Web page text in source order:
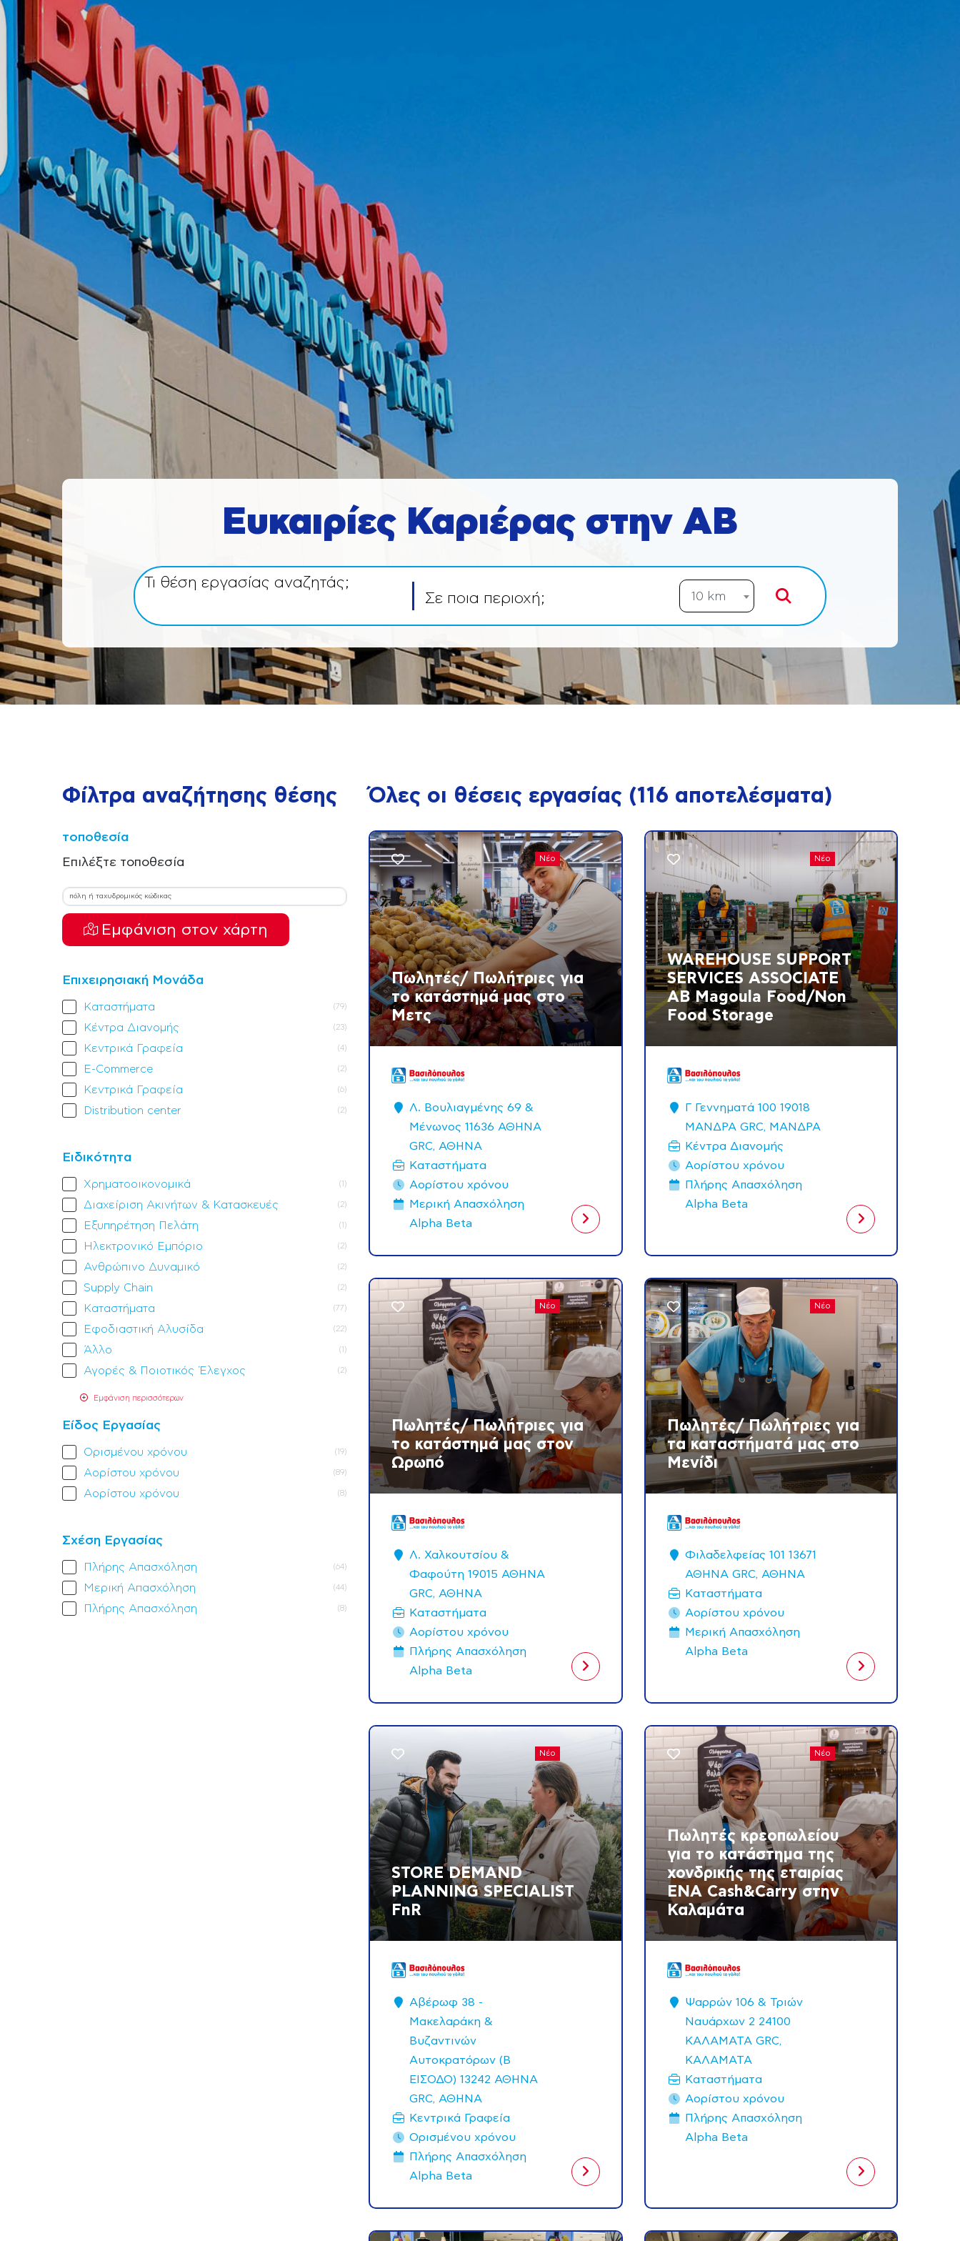
Ευκαιρίες Καριέρας στην ΑΒ
Τι θέση εργασίας αναζητάς;
Σε ποια περιοχή;
10 km
Φίλτρα αναζήτησης θέσης
τοποθεσία
Επιλέξτε τοποθεσία
Εμφάνιση στον χάρτη
Επιχειρησιακή Μονάδα
Καταστήματα 79
Κέντρα Διανομής 23
Κεντρικά Γραφεία 4
E-Commerce 2
Κεντρικά Γραφεία 6
Distribution center 2
Ειδικότητα
Χρηματοοικονομικά 1
Διαχείριση Ακινήτων & Κατασκευές 2
Eξυπηρέτηση Πελάτη 1
Ηλεκτρονικό Εμπόριο 2
Ανθρώπινο Δυναμικό 2
Supply Chain 2
Καταστήματα 77
Εφοδιαστική Αλυσίδα 22
Άλλο 1
Αγορές & Ποιοτικός Έλεγχος 2
Εμφάνιση περισσότερων
Είδος Εργασίας
Ορισμένου χρόνου 19
Αορίστου χρόνου 89
Αορίστου χρόνου 8
Σχέση Εργασίας
Πλήρης Aπασχόληση 64
Μερική Aπασχόληση 44
Πλήρης Aπασχόληση 8
Όλες οι θέσεις εργασίας (116 αποτελέσματα)
Πωλητές/ Πωλήτριες για
το κατάστημά μας στο
Μετς
Νέο
Λ. Βουλιαγμένης 69 &
Μένωνος 11636 ΑΘΗΝΑ
GRC, ΑΘΗΝΑ
Καταστήματα
Αορίστου χρόνου
Μερική Aπασχόληση
Alpha Beta
WAREHOUSE SUPPORT
SERVICES ASSOCIATE
AB Magoula Food/Non
Food Storage
Νέο
Γ Γεννηματά 100 19018
ΜΑΝΔΡΑ GRC, ΜΑΝΔΡΑ
Κέντρα Διανομής
Αορίστου χρόνου
Πλήρης Aπασχόληση
Alpha Beta
Πωλητές/ Πωλήτριες για
το κατάστημά μας στον
Ωρωπό
Νέο
Λ. Χαλκουτσίου &
Φαφούτη 19015 ΑΘΗΝΑ
GRC, ΑΘΗΝΑ
Καταστήματα
Αορίστου χρόνου
Πλήρης Aπασχόληση
Alpha Beta
Πωλητές/ Πωλήτριες για
τα καταστήματά μας στο
Μενίδι
Νέο
Φιλαδελφείας 101 13671
ΑΘΗΝΑ GRC, ΑΘΗΝΑ
Καταστήματα
Αορίστου χρόνου
Μερική Aπασχόληση
Alpha Beta
STORE DEMAND
PLANNING SPECIALIST
FnR
Νέο
Αβέρωφ 38 -
Μακελαράκη &
Βυζαντινών
Αυτοκρατόρων (Β
ΕΙΣΟΔΟ) 13242 ΑΘΗΝΑ
GRC, ΑΘΗΝΑ
Κεντρικά Γραφεία
Ορισμένου χρόνου
Πλήρης Aπασχόληση
Alpha Beta
Πωλητές κρεοπωλείου
για το κατάστημα της
χονδρικής της εταιρίας
ΕΝΑ Cash&Carry στην
Καλαμάτα
Νέο
Ψαρρών 106 & Τριών
Ναυάρχων 2 24100
ΚΑΛΑΜΑΤΑ GRC,
ΚΑΛΑΜΑΤΑ
Καταστήματα
Αορίστου χρόνου
Πλήρης Aπασχόληση
Alpha Beta